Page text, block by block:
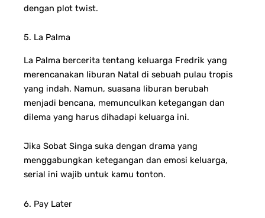
dengan plot twist.
5. La Palma
La Palma bercerita tentang keluarga Fredrik yang
merencanakan liburan Natal di sebuah pulau tropis
yang indah. Namun, suasana liburan berubah
menjadi bencana, memunculkan ketegangan dan
dilema yang harus dihadapi keluarga ini.
Jika Sobat Singa suka dengan drama yang
menggabungkan ketegangan dan emosi keluarga,
serial ini wajib untuk kamu tonton.
6. Pay Later